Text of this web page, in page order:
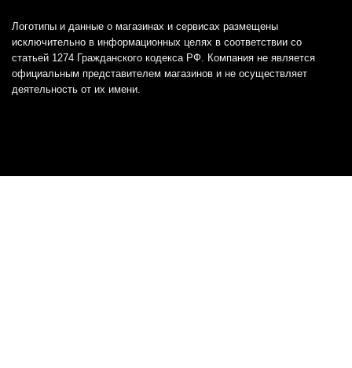
Логотипы и данные о магазинах и сервисах размещены
исключительно в информационных целях в соответствии со
статьей 1274 Гражданского кодекса РФ. Компания не является
официальным представителем магазинов и не осуществляет
деятельность от их имени.